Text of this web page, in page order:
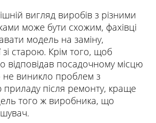
вигляд виробів з різними
може бути схожим, фахівці
модель на заміну,
зі старою. Крім того, щоб
відповідав посадочному місцю
не виникло проблем з
приладу після ремонту, краще
того ж виробника, що